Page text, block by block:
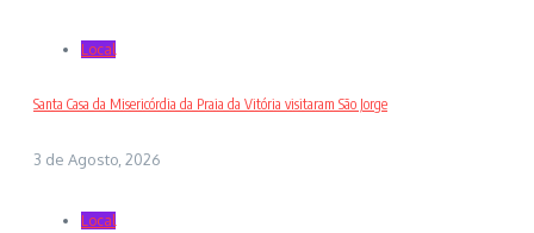
Local
Santa Casa da Misericórdia da Praia da Vitória visitaram São Jorge
3 de Agosto, 2026
Local